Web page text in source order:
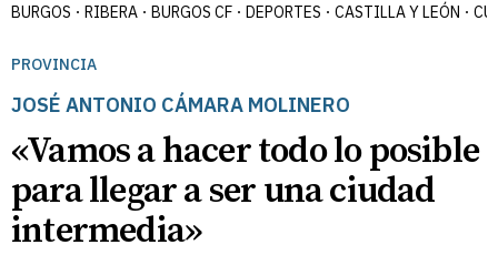
BURGOS RIBERA BURGOS CF DEPORTES CASTILLA Y LEÓN
PROVINCIA
JOSÉ ANTONIO CÁMARA MOLINERO
«Vamos a hacer todo lo posible
para llegar a ser una ciudad
intermedia»